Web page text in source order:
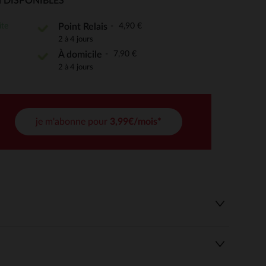
de confidentialité, en garantissant la conformité avec
Point Relais 4,90 €
2 à 4 jours
À domicile 7,90 €
2 à 4 jours
je m'abonne pour 3,99€/mois*